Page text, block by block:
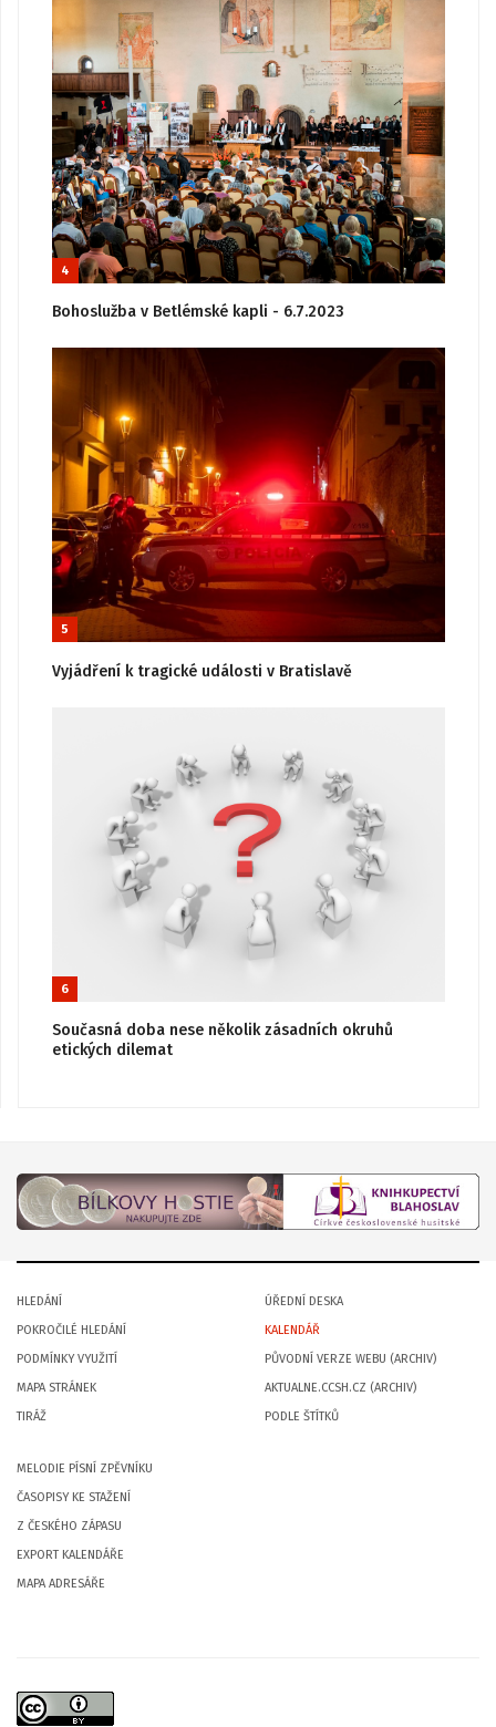
4
Bohoslužba v Betlémské kapli - 6.7.2023
5
Vyjádření k tragické události v Bratislavě
6
Současná doba nese několik zásadních okruhů
etických dilemat
HLEDÁNÍ
POKROČILÉ HLEDÁNÍ
PODMÍNKY VYUŽITÍ
MAPA STRÁNEK
TIRÁŽ
ÚŘEDNÍ DESKA
KALENDÁŘ
PŮVODNÍ VERZE WEBU (ARCHIV)
AKTUALNE.CCSH.CZ (ARCHIV)
PODLE ŠTÍTKŮ
MELODIE PÍSNÍ ZPĚVNÍKU
ČASOPISY KE STAŽENÍ
Z ČESKÉHO ZÁPASU
EXPORT KALENDÁŘE
MAPA ADRESÁŘE